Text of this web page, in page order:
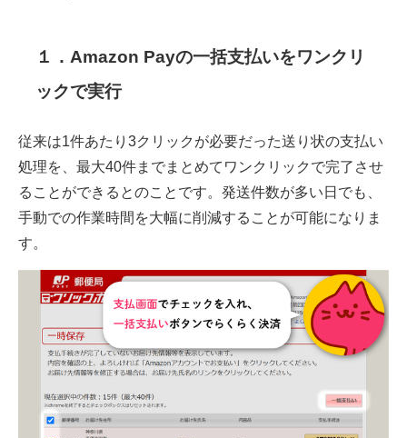
１．Amazon Payの一括支払いをワンクリ
ックで実行
従来は1件あたり3クリックが必要だった送り状の支払い
処理を、最大40件までまとめてワンクリックで完了させ
ることができるとのことです。発送件数が多い日でも、
手動での作業時間を大幅に削減することが可能になりま
す。